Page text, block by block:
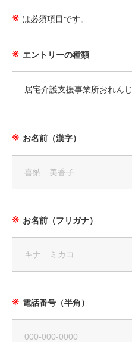
は必須項目です。
エントリーの種類
居宅介護支援事業所おれんじ
お名前（漢字）
お名前（フリガナ）
電話番号（半角）